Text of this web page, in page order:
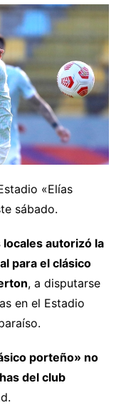
«Elías
sábado.
autorizó la
para el clásico
, a disputarse
en el Estadio
porteño» no
del club